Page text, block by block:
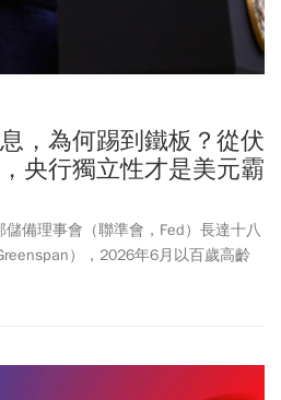
，為何踢到鐵板？從伏
央行獨立性才是美元霸
備理事會（聯準會，Fed）長達十八
），2026年6月以百歲高齡
的伏克爾（Paul Volcker），其最大